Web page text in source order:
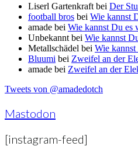
Liserl Gartenkraft bei Der
football bros bei Wie kannst
amade bei Wie kannst Du es
Unbekannt bei Wie kannst
Metallschädel bei Wie
Bluumi bei Zweifel an der
amade bei Zweifel an der
Tweets von @amadedotch
Mastodon
[instagram-feed]